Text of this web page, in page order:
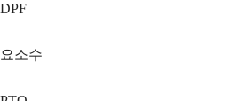
DPF
요소수